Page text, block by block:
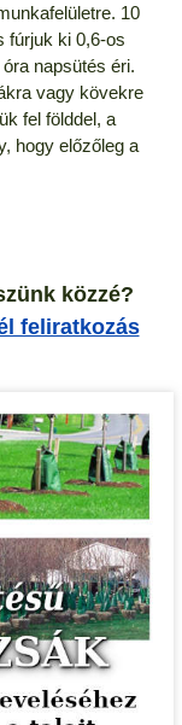
10
fúrjuk ki 0,6-os
napsütés éri.
vagy kövekre
fel földdel, a
hogy előzőleg a
közzé?
feliratkozás